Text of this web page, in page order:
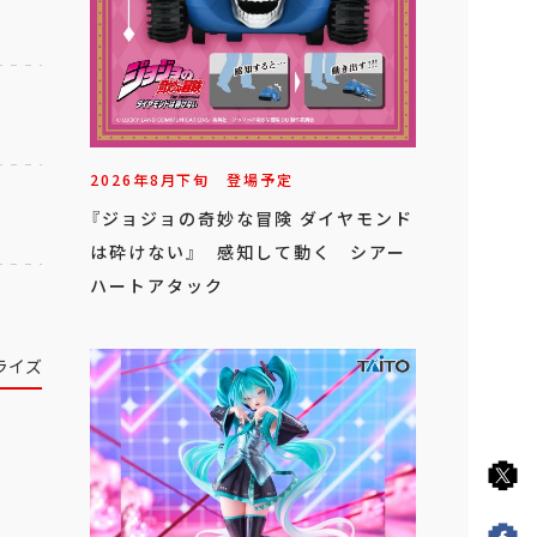
イズ
2026年8月下旬 登場予定
『ジョジョの奇妙な冒険 ダイヤモンド
は砕けない』 感知して動く シアー
ハートアタック